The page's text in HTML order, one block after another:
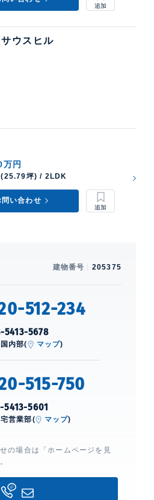
ウスヒル
円
坪) / 2LDK
問い合わせ
建物番号 205375
512-234
5413-5678
国内部( マップ)
515-750
5413-5601
営業部( マップ)
の場合は「ホームページを見